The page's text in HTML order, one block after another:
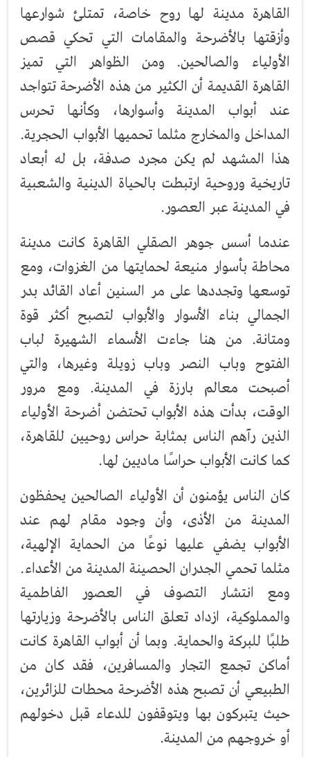
القاهرة مدينة لها روح خاصة، تمتلئ شوارعها
وأزقتها بالأضرحة والمقامات التي تحكي قصص
الأولياء والصالحين. ومن الظواهر التي تميز
القاهرة القديمة أن الكثير من هذه الأضرحة تتواجد
عند أبواب المدينة وأسوارها، وكأنها تحرس
المداخل والمخارج مثلما تحميها الأبواب الحجرية.
هذا المشهد لم يكن مجرد صدفة، بل له أبعاد
تاريخية وروحية ارتبطت بالحياة الدينية والشعبية
في المدينة عبر العصور.
عندما أسس جوهر الصقلي القاهرة كانت مدينة
محاطة بأسوار منيعة لحمايتها من الغزوات، ومع
توسعها وتجددها على مر السنين أعاد القائد بدر
الجمالي بناء الأسوار والأبواب لتصبح أكثر قوة
ومتانة. من هنا جاءت الأسماء الشهيرة لباب
الفتوح وباب النصر وباب زويلة وغيرها، والتي
أصبحت معالم بارزة في المدينة. ومع مرور
الوقت، بدأت هذه الأبواب تحتضن أضرحة الأولياء
الذين رآهم الناس بمثابة حراس روحيين للقاهرة،
كما كانت الأبواب حراسًا ماديين لها.
كان الناس يؤمنون أن الأولياء الصالحين يحفظون
المدينة من الأذى، وأن وجود مقام لهم عند
الأبواب يضفي عليها نوعًا من الحماية الإلهية،
مثلما تحمي الجدران الحصينة المدينة من الأعداء.
ومع انتشار التصوف في العصور الفاطمية
والمملوكية، ازداد تعلق الناس بالأضرحة وزيارتها
طلبًا للبركة والحماية. وبما أن أبواب القاهرة كانت
أماكن تجمع التجار والمسافرين، فقد كان من
الطبيعي أن تصبح هذه الأضرحة محطات للزائرين،
حيث يتبركون بها ويتوقفون للدعاء قبل دخولهم
أو خروجهم من المدينة.